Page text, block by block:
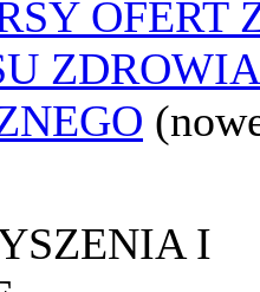
OFERT
ZDROWIA
I